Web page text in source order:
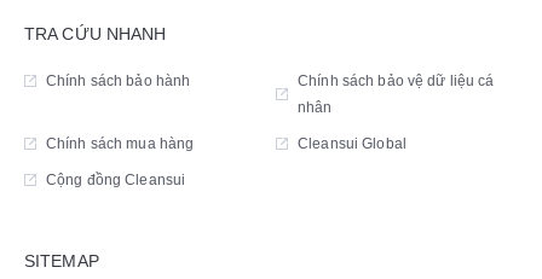
TRA CỨU NHANH
Chính sách bảo hành
Chính sách bảo vệ dữ liệu cá
nhân
Chính sách mua hàng Cleansui Global
Cộng đồng Cleansui
SITEMAP